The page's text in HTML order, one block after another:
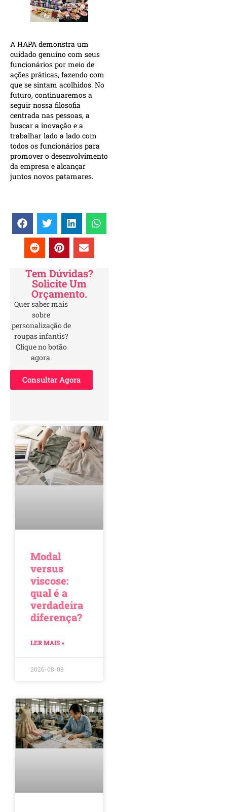
A HAPA demonstra um
cuidado genuíno com seus
funcionários por meio de
ações práticas, fazendo com
que se sintam acolhidos. No
futuro, continuaremos a
seguir nossa filosofia
centrada nas pessoas, a
buscar a inovação e a
trabalhar lado a lado com
todos os funcionários para
promover o desenvolvimento
da empresa e alcançar
juntos novos patamares.
Tem Dúvidas?
Solicite Um
Orçamento.
Quer saber mais
sobre
personalização de
roupas infantis?
Clique no botão
agora.
Consultar Agora
Modal
versus
viscose:
qual é a
verdadeira
diferença?
LER MAIS »
2026-08-08